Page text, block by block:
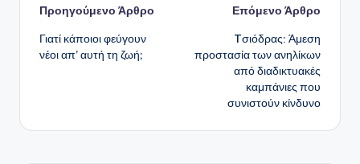
Πλοήγηση
δημοσιεύσεων
Προηγούμενο Άρθρο
Γιατί κάποιοι φεύγουν
νέοι απ’ αυτή τη ζωή;
Επόμενο Άρθρο
Tσιόδρας: Άμεση
προστασία των ανηλίκων
από διαδικτυακές
καμπάνιες που
συνιστούν κίνδυνο